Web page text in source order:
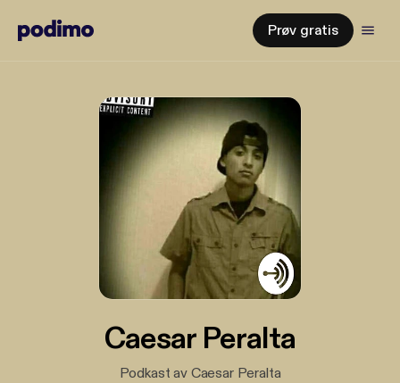
Prøv gratis
Caesar Peralta
Podkast av Caesar Peralta